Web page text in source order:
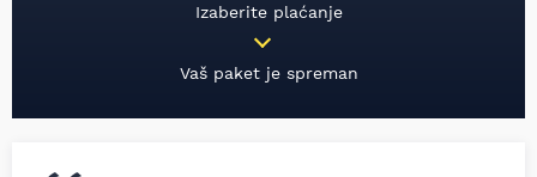
Izaberite plaćanje
Vaš paket je spreman